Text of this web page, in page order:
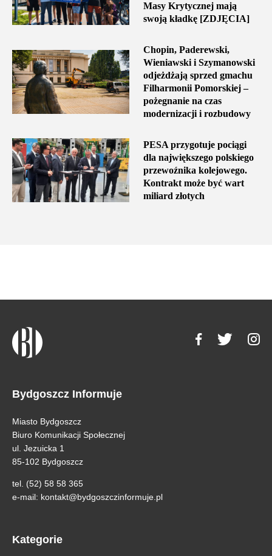
Masy Krytycznej mają
swoją kładkę [ZDJĘCIA]
Chopin, Paderewski,
Wieniawski i Szymanowski
odjeżdżają sprzed gmachu
Filharmonii Pomorskiej –
pożegnanie na czas
modernizacji i rozbudowy
PESA przygotuje pociągi
dla największego polskiego
przewoźnika kolejowego.
Kontrakt może być wart
miliard złotych
Bydgoszcz Informuje
Miasto Bydgoszcz
Biuro Komunikacji Społecznej
ul. Jezuicka 1
85-102 Bydgoszcz
tel. (52) 58 58 365
e-mail: kontakt@bydgoszczinformuje.pl
Kategorie